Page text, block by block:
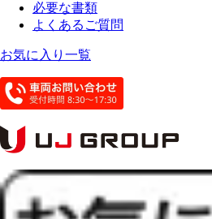
必要な書類
よくあるご質問
お気に入り一覧